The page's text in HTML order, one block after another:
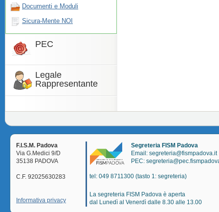
Documenti e Moduli
Sicura-Mente NOI
PEC
Legale
Rappresentante
F.I.S.M. Padova
Via G.Medici 9/D
35138 PADOVA
C.F. 92025630283
Informativa privacy
Segreteria FISM Padova
Email: segreteria@fismpadova.it
PEC:
tel: 049 8711300 (tasto 1: segreteria)
La segreteria FISM Padova è aperta
dal Lunedì al Venerdì dalle 8.30 alle 13.00